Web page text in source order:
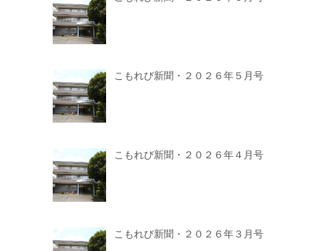
こもれび新聞・２０２６年５月号
こもれび新聞・２０２６年４月号
こもれび新聞・２０２６年３月号